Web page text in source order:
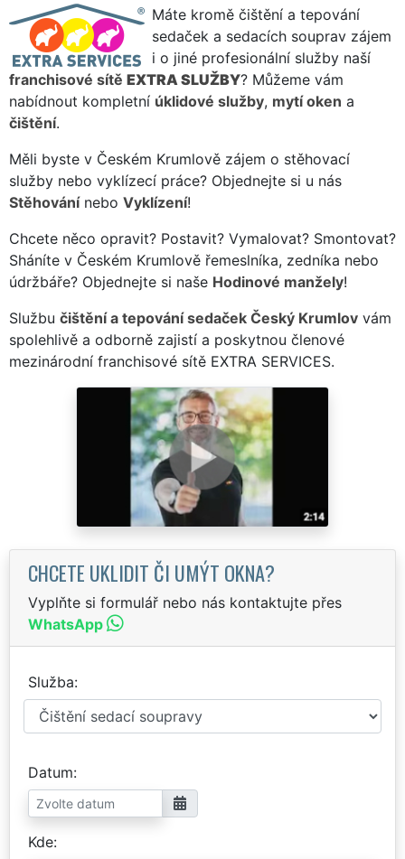
Máte kromě čištění a tepování
sedaček a sedacích souprav zájem
i o jiné profesionální služby naší
franchisové sítě EXTRA SLUŽBY? Můžeme vám
nabídnout kompletní úklidové služby, mytí oken a
čištění.
Měli byste v Českém Krumlově zájem o stěhovací
služby nebo vyklízecí práce? Objednejte si u nás
Stěhovánínebo Vyklízení!
Chcete něco opravit? Postavit? Vymalovat? Smontovat?
Sháníte v Českém Krumlově řemeslníka, zedníka nebo
údržbáře? Objednejte si naše Hodinové manžely!
Službu čištění a tepování sedaček Český Krumlov vám
spolehlivě a odborně zajistí a poskytnou členové
mezinárodní franchisové sítě EXTRA SERVICES.
CHCETE UKLIDIT ČI UMÝT OKNA?
Vyplňte si formulář nebo nás kontaktujte přes
WhatsApp
Služba
Datum
Kde